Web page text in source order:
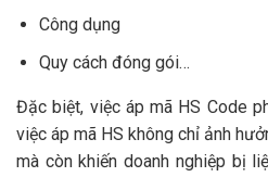
Công dụng
Quy cách đóng gói…
Đặc biệt, việc áp mã HS Code
việc áp mã HS không chỉ ảnh
mà còn khiến doanh nghiệp bị